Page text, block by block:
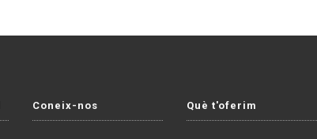
Coneix-nos Què t'oferim